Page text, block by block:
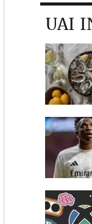
UAI